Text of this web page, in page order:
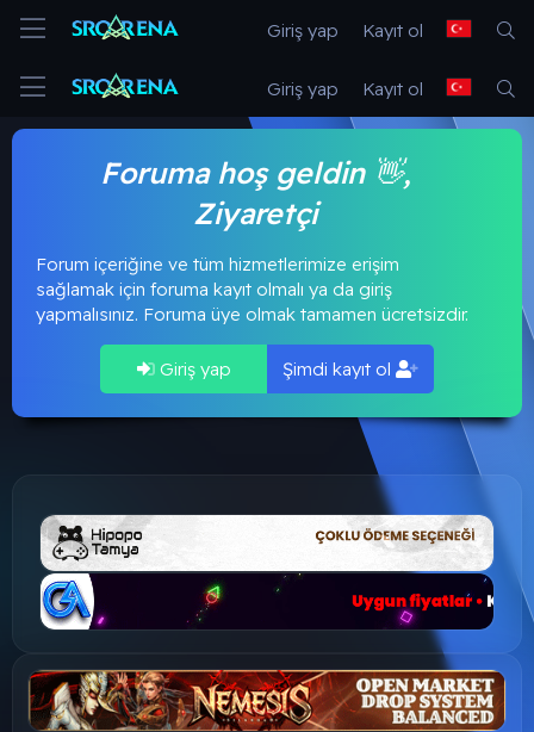
Giriş yap Kayıt ol
Giriş yap Kayıt ol
Foruma hoş geldin 👋,
Ziyaretçi
Forum içeriğine ve tüm hizmetlerimize erişim
sağlamak için foruma kayıt olmalı ya da giriş
yapmalısınız. Foruma üye olmak tamamen ücretsizdir.
Giriş yap Şimdi kayıt ol